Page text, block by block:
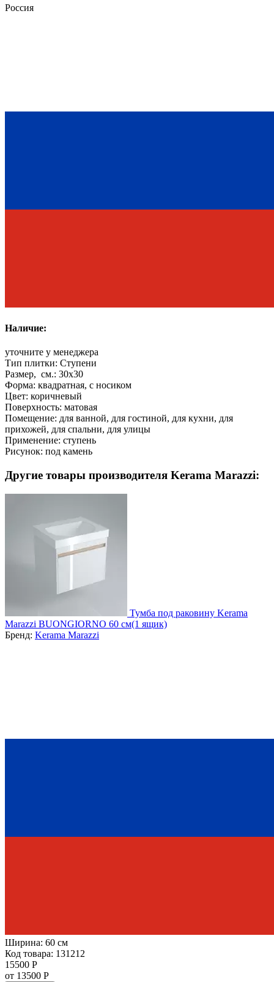
Россия
Наличие:
уточните у менеджера
Тип плитки: Ступени
Размер, см.: 30x30
Форма: квадратная, с носиком
Цвет: коричневый
Поверхность: матовая
Помещение: для ванной, для гостиной, для кухни, для
прихожей, для спальни, для улицы
Применение: ступень
Рисунок: под камень
Другие товары производителя Kerama Marazzi:
Тумба под раковину Kerama
Marazzi BUONGIORNO 60 см(1 ящик)
Бренд: Kerama Marazzi
Ширина: 60 см
Код товара: 131212
15500 Р
от 13500 Р